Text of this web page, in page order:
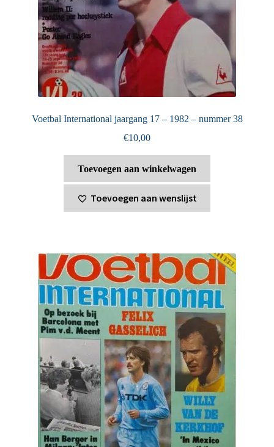
Voetbal International jaargang 17 – 1982 – nummer 38
€10,00
Toevoegen aan winkelwagen
Toevoegen aan wenslijst